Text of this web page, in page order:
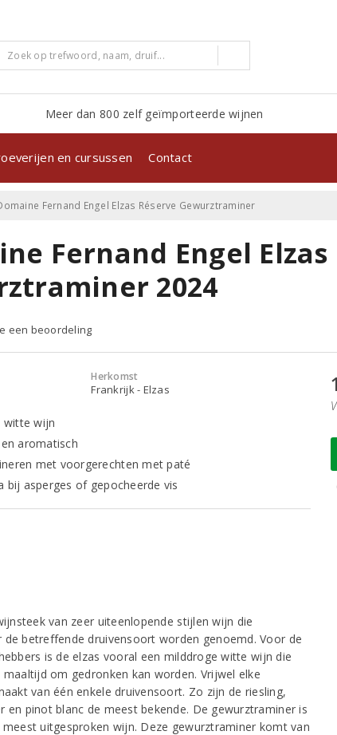
Meer dan 800 zelf geïmporteerde wijnen
en cursussen Contact
Fernand Engel Elzas Réserve Gewurztraminer
Fernand Engel Elzas
2024
een beoordeling
Herkomst
Frankrijk - Elzas
witte wijn
aromatisch
met voorgerechten met paté
bij asperges of gepocheerde vis
van zeer uiteenlopende stijlen wijn die
de betreffende druivensoort worden genoemd. Voor de
is de elzas vooral een milddroge witte wijn die
om gedronken kan worden. Vrijwel elke
van één enkele druivensoort. Zo zijn de riesling,
en pinot blanc de meest bekende. De gewurztraminer is
uitgesproken wijn. Deze gewurztraminer komt van